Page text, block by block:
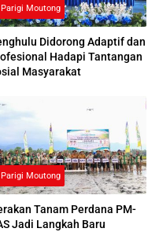
Parigi Moutong
Didorong Adaptif dan
Hadapi Tantangan
Masyarakat
Parigi Moutong
Tanam Perdana PM-
Jadi Langkah Baru